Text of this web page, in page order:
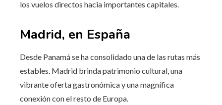
los vuelos directos hacia importantes capitales.
Madrid, en España
Desde Panamá se ha consolidado una de las rutas más
estables. Madrid brinda patrimonio cultural, una
vibrante oferta gastronómica y una magnífica
conexión con el resto de Europa.